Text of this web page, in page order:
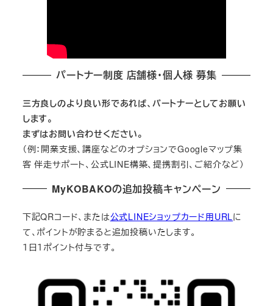
パートナー制度 店舗様・個人様 募集
三方良しのより良い形であれば、パートナーとしてお願い
します。
まずはお問い合わせください。
（例：開業支援、講座などのオプションでGoogleマップ集
客 伴走サポート、公式LINE構築、提携割引、ご紹介など）
MyKOBAKOの追加投稿キャンペーン
下記QRコード、または公式LINEショップカード用URLに
て、ポイントが貯まると追加投稿いたします。
１日１ポイント付与です。